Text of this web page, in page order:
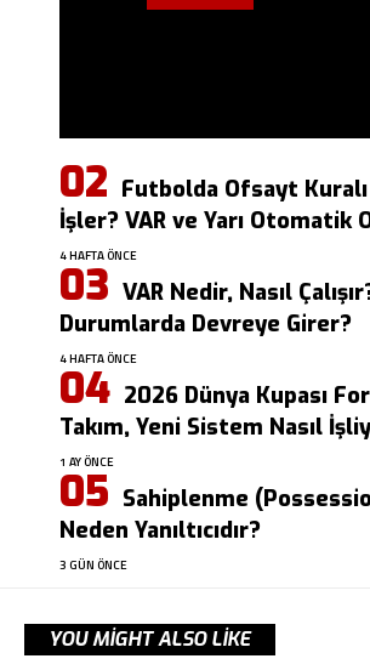
Futbolda Ofsayt Kuralı
İşler? VAR ve Yarı Otomatik
4 HAFTA ÖNCE
VAR Nedir, Nasıl
Durumlarda Devreye Girer?
4 HAFTA ÖNCE
2026 Dünya Kupası
Takım, Yeni Sistem Nasıl
1 AY ÖNCE
Sahiplenme
Neden Yanıltıcıdır?
3 GÜN ÖNCE
YOU MIGHT ALSO LIKE